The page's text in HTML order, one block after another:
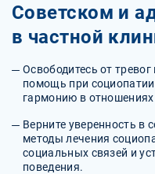
Советском и
в частной
Освободитесь от
помощь при
гармонию в
Верните уверенность в
методы лечения
социальных связей и
поведения.